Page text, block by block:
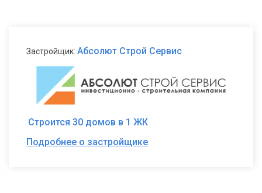
Застройщик: Абсолют Строй Сервис
Строится 30 домов в 1 ЖК
Подробнее о застройщике